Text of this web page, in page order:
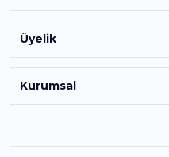
Üyelik
Kurumsal